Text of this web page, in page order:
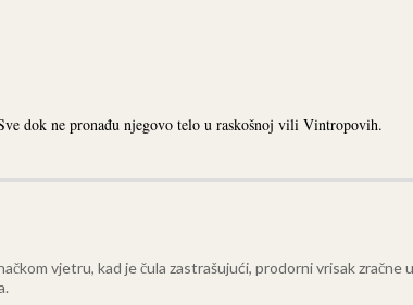
dok ne pronađu njegovo telo u raskošnoj vili Vintropovih.
vjetru, kad je čula zastrašujući, prodorni vrisak zračne